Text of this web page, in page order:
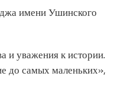
имени Ушинского
и уважения к истории.
до самых маленьких»,